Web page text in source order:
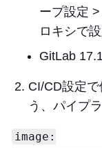
ープ設定
ロキシで
GitLab
CI/CD設定
う、パイプ
image: